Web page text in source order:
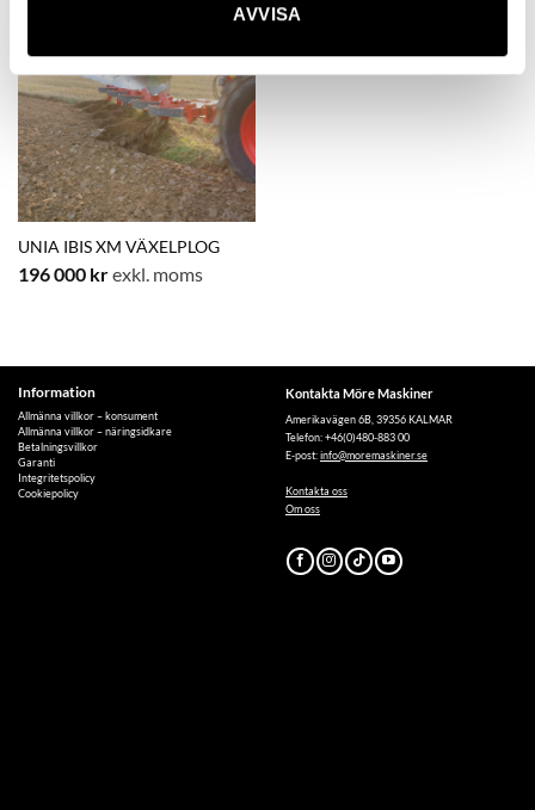
AVVISA
UNIA IBIS XM VÄXELPLOG
196 000 krexkl. moms
Information
Allmänna villkor – konsument
Allmänna villkor – näringsidkare
Betalningsvillkor
Garanti
Integritetspolicy
Cookiepolicy
Kontakta Möre Maskiner
Amerikavägen 6B, 39356 KALMAR
Telefon: +46(0)480-883 00
E-post:info@moremaskiner.se
Kontakta oss
Om oss